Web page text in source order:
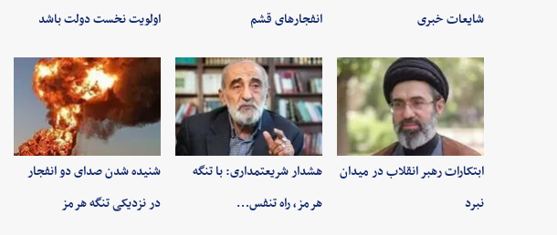
شایعات خبری
انفجارهای قشم
اولویت نخست دولت باشد
ابتکارات رهبر انقلاب در میدان
نبرد
هشدار شریعتمداری: با تنگه
هرمز، راه تنفس…
شنیده شدن صدای دو انفجار
در نزدیکی تنگه هرمز